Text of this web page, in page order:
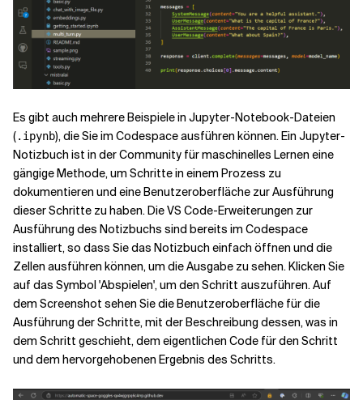
Es gibt auch mehrere Beispiele in Jupyter-Notebook-Dateien
(.ipynb), die Sie im Codespace ausführen können. Ein Jupyter-
Notizbuch ist in der Community für maschinelles Lernen eine
gängige Methode, um Schritte in einem Prozess zu
dokumentieren und eine Benutzeroberfläche zur Ausführung
dieser Schritte zu haben. Die VS Code-Erweiterungen zur
Ausführung des Notizbuchs sind bereits im Codespace
installiert, so dass Sie das Notizbuch einfach öffnen und die
Zellen ausführen können, um die Ausgabe zu sehen. Klicken Sie
auf das Symbol 'Abspielen', um den Schritt auszuführen. Auf
dem Screenshot sehen Sie die Benutzeroberfläche für die
Ausführung der Schritte, mit der Beschreibung dessen, was in
dem Schritt geschieht, dem eigentlichen Code für den Schritt
und dem hervorgehobenen Ergebnis des Schritts.